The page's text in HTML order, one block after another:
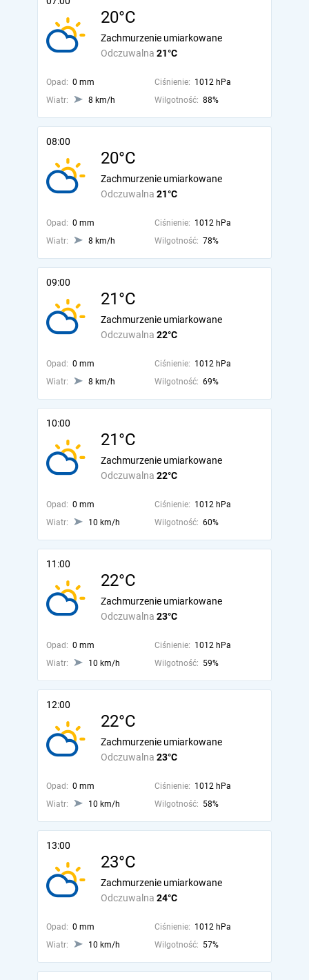
20°C
Odczuwalna 21°C
Zachmurzenie umiarkowane
Opad: 0 mm Ciśnienie: 1012 hPa
Wiatr:
8 km/h Wilgotność: 88%
08:00
20°C
Odczuwalna 21°C
Zachmurzenie umiarkowane
Opad: 0 mm Ciśnienie: 1012 hPa
Wiatr:
8 km/h Wilgotność: 78%
09:00
21°C
Odczuwalna 22°C
Zachmurzenie umiarkowane
Opad: 0 mm Ciśnienie: 1012 hPa
Wiatr:
8 km/h Wilgotność: 69%
10:00
21°C
Odczuwalna 22°C
Zachmurzenie umiarkowane
Opad: 0 mm Ciśnienie: 1012 hPa
Wiatr:
10 km/h Wilgotność: 60%
11:00
22°C
Odczuwalna 23°C
Zachmurzenie umiarkowane
Opad: 0 mm Ciśnienie: 1012 hPa
Wiatr:
10 km/h Wilgotność: 59%
12:00
22°C
Odczuwalna 23°C
Zachmurzenie umiarkowane
Opad: 0 mm Ciśnienie: 1012 hPa
Wiatr:
10 km/h Wilgotność: 58%
13:00
23°C
Odczuwalna 24°C
Zachmurzenie umiarkowane
Opad: 0 mm Ciśnienie: 1012 hPa
Wiatr:
10 km/h Wilgotność: 57%